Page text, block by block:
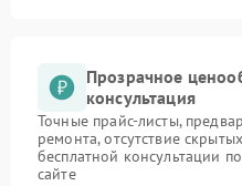
Прозрачное
консультация
Точные прайс-листы,
ремонта, отсутствие
бесплатной консультации
сайте